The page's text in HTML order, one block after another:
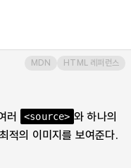
러 <source> 와 하나의
적의 이미지를 보여준다.
MDN HTML 레퍼런스